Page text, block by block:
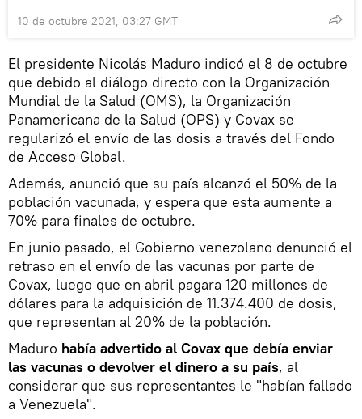
10 de octubre 2021, 03:27 GMT
El presidente Nicolás Maduro indicó el 8 de octubre
que debido al diálogo directo con la Organización
Mundial de la Salud (OMS), la Organización
Panamericana de la Salud (OPS) y Covax se
regularizó el envío de las dosis a través del Fondo
de Acceso Global.
Además, anunció que su país alcanzó el 50% de la
población vacunada, y espera que esta aumente a
70% para finales de octubre.
En junio pasado, el Gobierno venezolano denunció el
retraso en el envío de las vacunas por parte de
Covax, luego que en abril pagara 120 millones de
dólares para la adquisición de 11.374.400 de dosis,
que representan al 20% de la población.
Maduro había advertido al Covax que debía enviar
las vacunas o devolver el dinero a su país, al
considerar que sus representantes le "habían fallado
a Venezuela".